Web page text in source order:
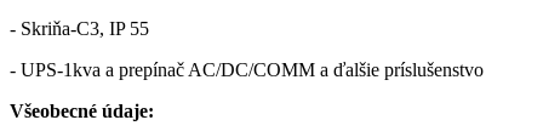
- Skriňa-C3, IP 55
- UPS-1kva a prepínač AC/DC/COMM a ďalšie príslušenstvo
Všeobecné údaje: